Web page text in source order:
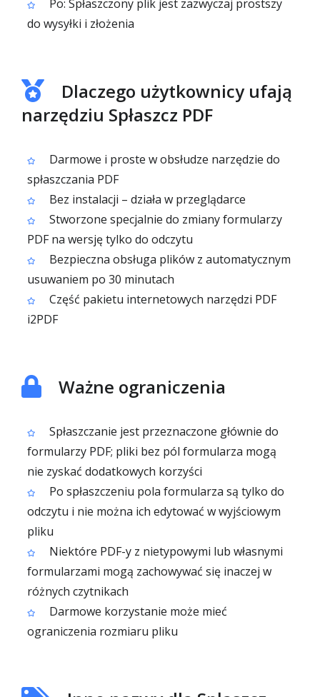
Po: Spłaszczony plik jest zazwyczaj prostszy
do wysyłki i złożenia
Dlaczego użytkownicy ufają
narzędziu Spłaszcz PDF
Darmowe i proste w obsłudze narzędzie do
spłaszczania PDF
Bez instalacji – działa w przeglądarce
Stworzone specjalnie do zmiany formularzy
PDF na wersję tylko do odczytu
Bezpieczna obsługa plików z automatycznym
usuwaniem po 30 minutach
Część pakietu internetowych narzędzi PDF
i2PDF
Ważne ograniczenia
Spłaszczanie jest przeznaczone głównie do
formularzy PDF; pliki bez pól formularza mogą
nie zyskać dodatkowych korzyści
Po spłaszczeniu pola formularza są tylko do
odczytu i nie można ich edytować w wyjściowym
pliku
Niektóre PDF-y z nietypowymi lub własnymi
formularzami mogą zachowywać się inaczej w
różnych czytnikach
Darmowe korzystanie może mieć
ograniczenia rozmiaru pliku